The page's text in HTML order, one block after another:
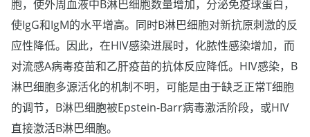
胞，使外周血液中B淋巴细胞数量增加，分泌免疫球蛋白，
使IgG和IgM的水平增高。同时B淋巴细胞对新抗原刺激的反
应性降低。因此，在HIV感染进展时，化脓性感染增加，而
对流感A病毒疫苗和乙肝疫苗的抗体反应降低。HIV感染，B
淋巴细胞多源活化的机制不明，可能是由于缺乏正常T细胞
的调节，B淋巴细胞被Epstein-Barr病毒激活阶段，或HIV
直接激活B淋巴细胞。